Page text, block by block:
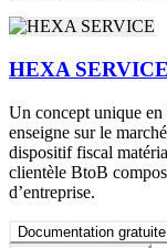
HEXA SERVICE
Un concept unique
enseigne sur le
dispositif fiscal
clientèle BtoB
d’entreprise.
Documentation gratuite